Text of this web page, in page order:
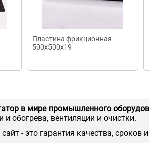
Пластина фрикционная
500х500х19
в мире промышленного
и обогрева, вентиляции и очистки.
- это гарантия качества, сроков